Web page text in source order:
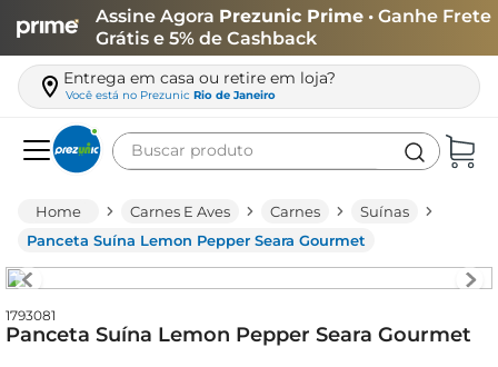
Assine Agora Prezunic Prime • Ganhe Frete
Grátis e 5% de Cashback
Entrega em casa ou retire em loja?
Você está no Prezunic Rio de Janeiro
Buscar produto
Carnes E Aves Carnes
Suínas
Panceta Suína Lemon Pepper Seara Gourmet
1793081
Panceta Suína Lemon Pepper Seara Gourmet
leite
queijo